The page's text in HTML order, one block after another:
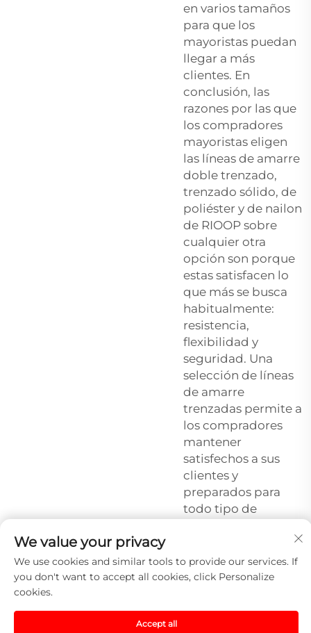
en varios tamaños
para que los
mayoristas puedan
llegar a más
clientes. En
conclusión, las
razones por las que
los compradores
mayoristas eligen
las líneas de amarre
doble trenzado,
trenzado sólido, de
poliéster y de nailon
de RIOOP sobre
cualquier otra
opción son porque
estas satisfacen lo
que más se busca
habitualmente:
resistencia,
flexibilidad y
seguridad. Una
selección de líneas
de amarre
trenzadas permite a
los compradores
mantener
satisfechos a sus
clientes y
preparados para
todo tipo de
We value your privacy
We use cookies and similar tools to provide our services. If
you don't want to accept all cookies, click Personalize
cookies.
Accept all